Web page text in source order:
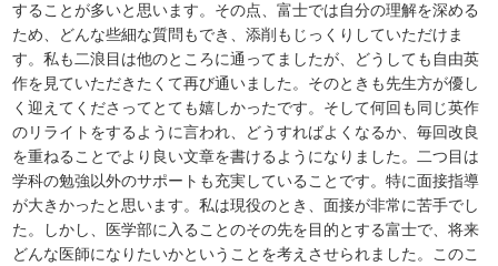
することが多いと思います。その点、富士では自分の理解を深める
ため、どんな些細な質問もでき、添削もじっくりしていただけま
す。私も二浪目は他のところに通ってましたが、どうしても自由英
作を見ていただきたくて再び通いました。そのときも先生方が優し
く迎えてくださってとても嬉しかったです。そして何回も同じ英作
のリライトをするように言われ、どうすればよくなるか、毎回改良
を重ねることでより良い文章を書けるようになりました。二つ目は
学科の勉強以外のサポートも充実していることです。特に面接指導
が大きかったと思います。私は現役のとき、面接が非常に苦手でし
た。しかし、医学部に入ることのその先を目的とする富士で、将来
どんな医師になりたいかということを考えさせられました。このこ